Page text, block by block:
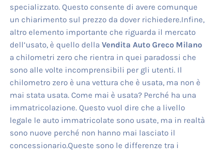
specializzato. Questo consente di avere comunque
un chiarimento sul prezzo da dover richiedere.Infine,
altro elemento importante che riguarda il mercato
dell’usato, è quello della Vendita Auto Greco Milano
a chilometri zero che rientra in quei paradossi che
sono alle volte incomprensibili per gli utenti. Il
chilometro zero è una vettura che è usata, ma non è
mai stata usata. Come mai è usata? Perché ha una
immatricolazione. Questo vuol dire che a livello
legale le auto immatricolate sono usate, ma in realtà
sono nuove perché non hanno mai lasciato il
concessionario.Queste sono le differenze tra i